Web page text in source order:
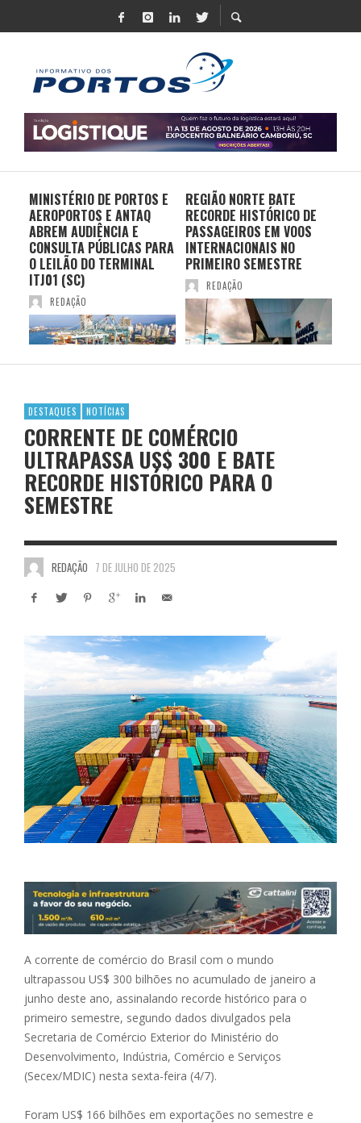
MINISTÉRIO DE PORTOS E
AEROPORTOS E ANTAQ
ABREM AUDIÊNCIA E
CONSULTA PÚBLICAS PARA
O LEILÃO DO TERMINAL
ITJ01 (SC)
REDAÇÃO
REGIÃO NORTE BATE
RECORDE HISTÓRICO DE
PASSAGEIROS EM VOOS
INTERNACIONAIS NO
PRIMEIRO SEMESTRE
REDAÇÃO
DESTAQUES NOTÍCIAS
CORRENTE DE COMÉRCIO
ULTRAPASSA US$ 300 E BATE
RECORDE HISTÓRICO PARA O
SEMESTRE
REDAÇÃO 7 DE JULHO DE 2025
A corrente de comércio do Brasil com o mundo
ultrapassou US$ 300 bilhões no acumulado de janeiro a
junho deste ano, assinalando recorde histórico para o
primeiro semestre, segundo dados divulgados pela
Secretaria de Comércio Exterior do Ministério do
Desenvolvimento, Indústria, Comércio e Serviços
(Secex/MDIC) nesta sexta-feira (4/7).
Foram US$ 166 bilhões em exportações no semestre e